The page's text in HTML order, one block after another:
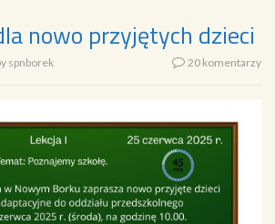
nowo przyjętych dzieci
spnborek 20 komentarzy